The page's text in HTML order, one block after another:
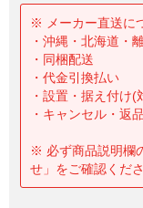
※ メーカー直送に
・沖縄・北海道・
・同梱配送
・代金引換払い
・設置・据え付け(
・キャンセル・返
※ 必ず商品説明欄
せ」をご確認くださ